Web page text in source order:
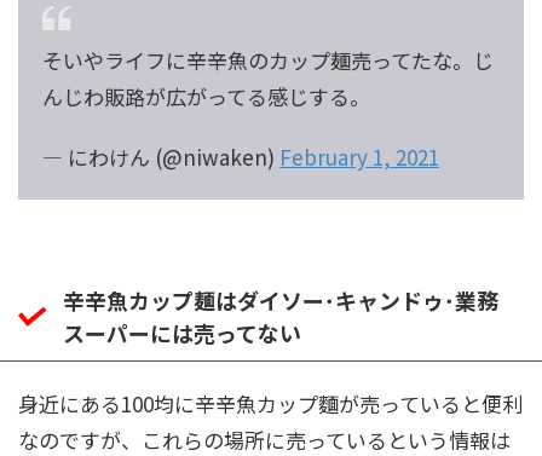
そいやライフに辛辛魚のカップ麺売ってたな。じ
んじわ販路が広がってる感じする。
— にわけん (@niwaken) February 1, 2021
辛辛魚カップ麺はダイソー･キャンドゥ･業務
スーパーには売ってない
身近にある100均に辛辛魚カップ麵が売っていると便利
なのですが、これらの場所に売っているという情報は